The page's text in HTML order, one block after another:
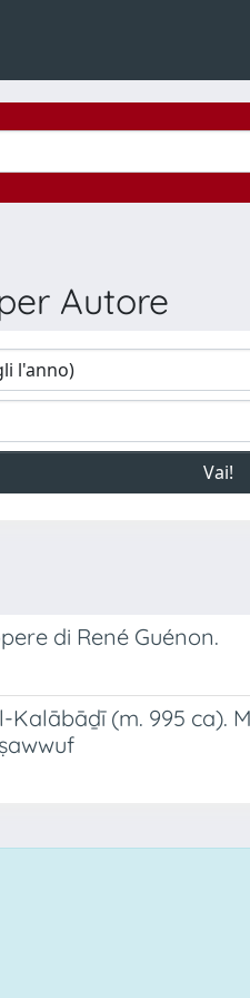
Autore
di René Guénon.
Kalābāḏī (m. 995 ca).